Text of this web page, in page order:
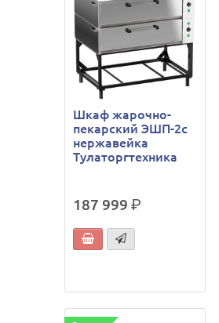
Шкаф жарочно-
пекарский ЭШП-2с
нержавейка
Тулаторгтехника
187 999р.